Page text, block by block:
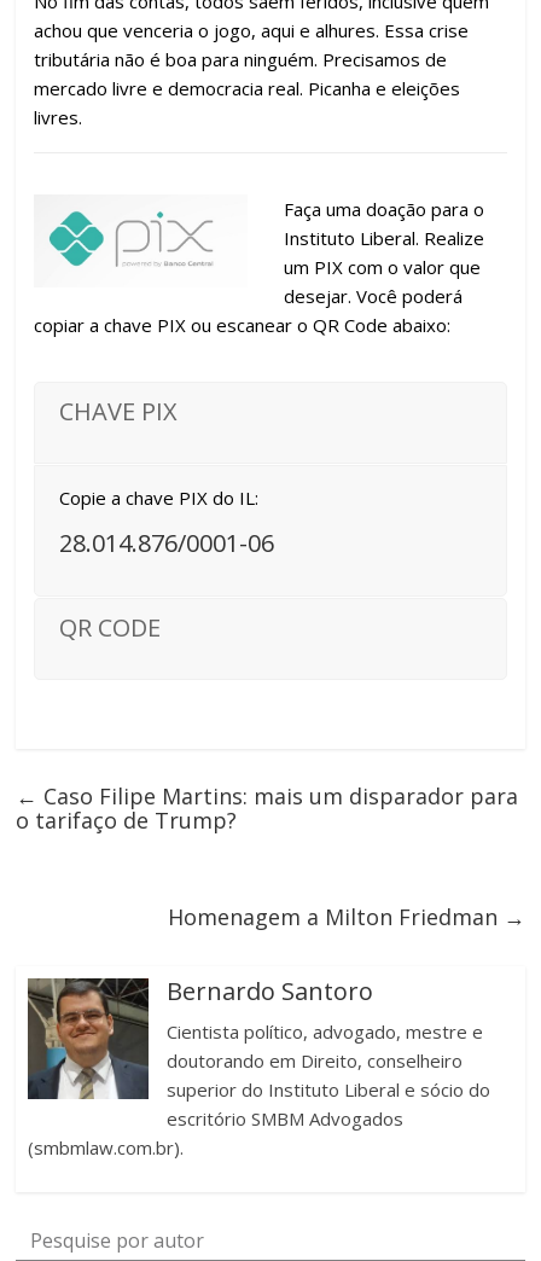
achou que venceria o jogo, aqui e alhures. Essa crise
tributária não é boa para ninguém. Precisamos de
mercado livre e democracia real. Picanha e eleições
livres.
Faça uma doação para o
Instituto Liberal. Realize
um PIX com o valor que
desejar. Você poderá
copiar a chave PIX ou escanear o QR Code abaixo:
CHAVE PIX
Copie a chave PIX do IL:
28.014.876/0001-06
QR CODE
← Caso Filipe Martins: mais um disparador para
o tarifaço de Trump?
Homenagem a Milton Friedman →
Bernardo Santoro
Cientista político, advogado, mestre e
doutorando em Direito, conselheiro
superior do Instituto Liberal e sócio do
escritório SMBM Advogados
(smbmlaw.com.br).
Pesquise por autor